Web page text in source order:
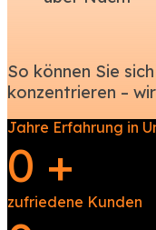
So können Sie
konzentrieren –
Jahre Erfahrung in
0 +
zufriedene Kunden